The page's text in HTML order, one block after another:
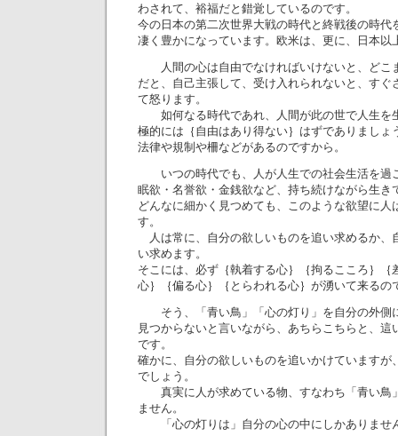
わされて、裕福だと錯覚しているのです。
今の日本の第二次世界大戦の時代と終戦後の時代
凄く豊かになっています。欧米は、更に、日本以
人間の心は自由でなければいけないと、どこ
だと、自己主張して、受け入れられないと、すぐ
て怒ります。
如何なる時代であれ、人間が此の世で人生を
極的には｛自由はあり得ない｝はずでありましょ
法律や規制や柵などがあるのですから。
いつの時代でも、人が人生での社会生活を過
眠欲・名誉欲・金銭欲など、持ち続けながら生き
どんなに細かく見つめても、このような欲望に人
す。
人は常に、自分の欲しいものを追い求めるか、
い求めます。
そこには、必ず｛執着する心｝｛拘るこころ｝｛
心｝｛偏る心｝｛とらわれる心｝が湧いて来るの
そう、「青い鳥」「心の灯り」を自分の外側
見つからないと言いながら、あちらこちらと、這
です。
確かに、自分の欲しいものを追いかけていますが
でしょう。
真実に人が求めている物、すなわち「青い鳥
ません。
「心の灯りは」自分の心の中にしかありませ